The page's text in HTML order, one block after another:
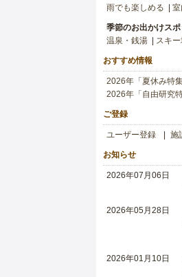
雨でも楽しめる
室
季節のお出かけスポ
温泉・銭湯
スキー
おすすめ情報
2026年「夏休み特
2026年「自由研究
ご登録
ユーザー登録 施
お知らせ
2026年07月06日
2026年05月28日
2026年01月10日